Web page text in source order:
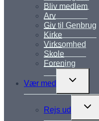
Bliv medlem
Arv
Giv til Genbrug
Kirke
Virksomhed
Skole
Forening
Vær med
Skift
Rejs ud
Skift